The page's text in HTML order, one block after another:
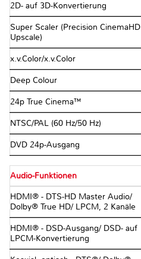
2D- auf 3D-Konvertierung
Super Scaler (Precision CinemaHD
Upscale)
x.v.Color/x.v.Color
Deep Colour
24p True Cinema™
NTSC/PAL (60 Hz/50 Hz)
DVD 24p-Ausgang
Audio-Funktionen
HDMI® - DTS-HD Master Audio/
Dolby® True HD/ LPCM, 2 Kanäle
HDMI® - DSD-Ausgang/ DSD- auf
LPCM-Konvertierung